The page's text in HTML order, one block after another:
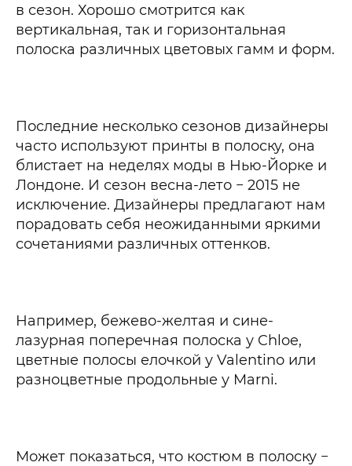
в сезон. Хорошо смотрится как
вертикальная, так и горизонтальная
полоска различных цветовых гамм и форм.
Последние несколько сезонов дизайнеры
часто используют принты в полоску, она
блистает на неделях моды в Нью-Йорке и
Лондоне. И сезон весна-лето − 2015 не
исключение. Дизайнеры предлагают нам
порадовать себя неожиданными яркими
сочетаниями различных оттенков.
Например, бежево-желтая и сине-
лазурная поперечная полоска у Chloe,
цветные полосы елочкой у Valentinо или
разноцветные продольные у Marni.
Может показаться, что костюм в полоску −